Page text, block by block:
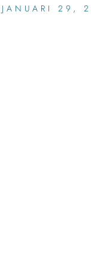
JANUARI 29,